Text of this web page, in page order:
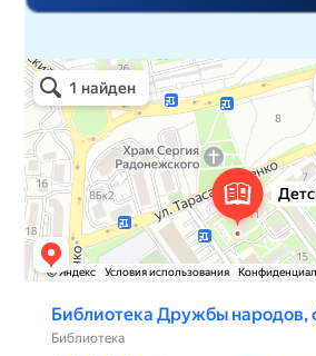
Детская библиотека № 14 Дружбы народов
Библиотека в Севастополе